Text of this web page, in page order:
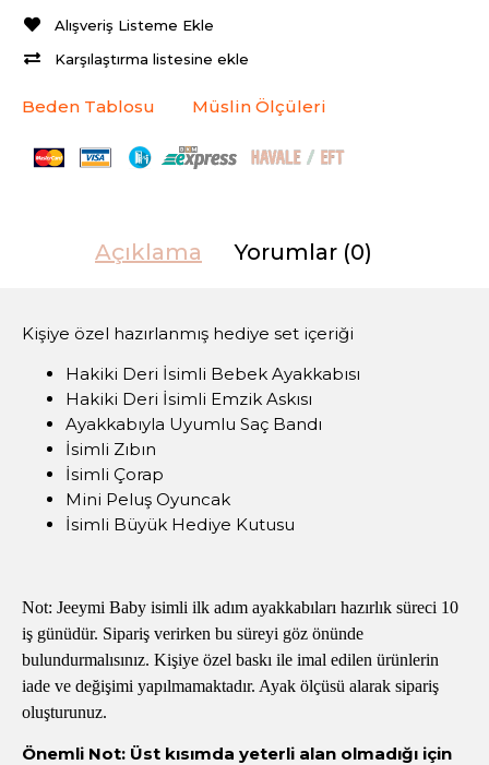
Alışveriş Listeme Ekle
Karşılaştırma listesine ekle
Beden Tablosu Müslin Ölçüleri
Açıklama Yorumlar (0)
Kişiye özel hazırlanmış hediye set içeriği
Hakiki Deri İsimli Bebek Ayakkabısı
Hakiki Deri İsimli Emzik Askısı
Ayakkabıyla Uyumlu Saç Bandı
İsimli Zıbın
İsimli Çorap
Mini Peluş Oyuncak
İsimli Büyük Hediye Kutusu
Not: Jeeymi Baby isimli ilk adım ayakkabıları hazırlık süreci 10
iş günüdür. Sipariş verirken bu süreyi göz önünde
bulundurmalısınız. Kişiye özel baskı ile imal edilen ürünlerin
iade ve değişimi yapılmamaktadır. Ayak ölçüsü alarak sipariş
oluşturunuz.
Önemli Not: Üst kısımda yeterli alan olmadığı için